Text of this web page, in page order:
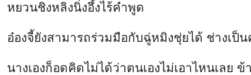
หยวนชิงหลิงนิ่งอึ้งไร้คำพูด
อ๋องจี้ยังสามารถร่วมมือกับฉู่หมิงชุ่ยได้ ช่างเป็
นางเองก็อดคิดไม่ได้ว่าตนเองไม่เอาไหนเลย